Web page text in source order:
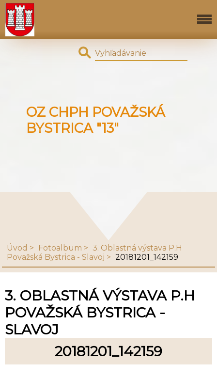
OZ CHPH POVAŽSKÁ
BYSTRICA "13"
Úvod Fotoalbum
3. Oblastná výstava P.H
Považská Bystrica - Slavoj
20181201_142159
3. OBLASTNÁ VÝSTAVA P.H
POVAŽSKÁ BYSTRICA -
SLAVOJ
20181201_142159